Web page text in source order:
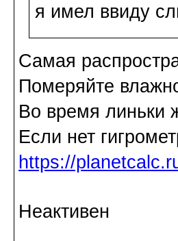
я имел ввиду
Самая
Померяйте
Во время линьки
Если нет
https://
Неактивен